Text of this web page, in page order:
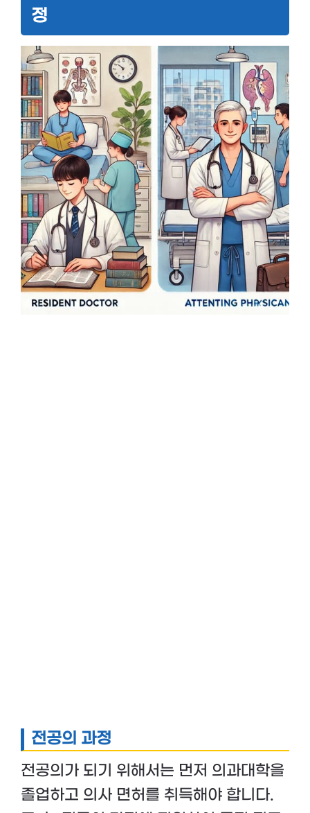
정
전공의 과정
전공의가 되기 위해서는 먼저 의과대학을
졸업하고 의사 면허를 취득해야 합니다.